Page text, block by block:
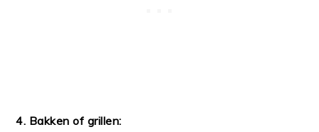
4. Bakken of grillen: